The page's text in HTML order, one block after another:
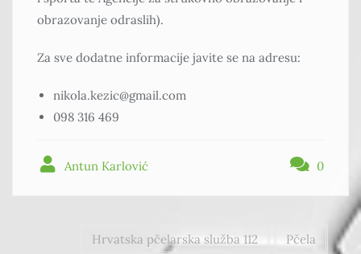
obrazovanje odraslih).
Za sve dodatne informacije javite se na adresu:
nikola.kezic@gmail.com
098 316 469
Antun Karlović 0
Hrvatska pčelarska služba 112 Pčela